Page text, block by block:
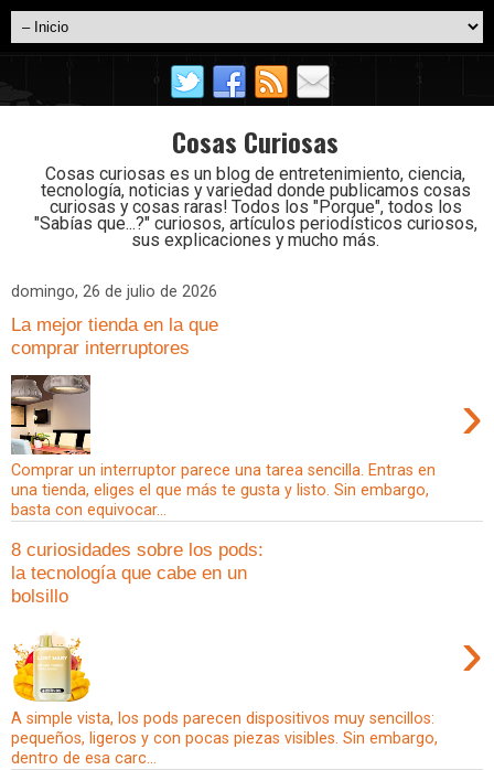
Cosas Curiosas
Cosas curiosas es un blog de entretenimiento, ciencia,
tecnología, noticias y variedad donde publicamos cosas
curiosas y cosas raras! Todos los "Porque", todos los
"Sabías que...?" curiosos, artículos periodísticos curiosos,
sus explicaciones y mucho más.
domingo, 26 de julio de 2026
La mejor tienda en la que
comprar interruptores
›
Comprar un interruptor parece una tarea sencilla. Entras en
una tienda, eliges el que más te gusta y listo. Sin embargo,
basta con equivocar...
8 curiosidades sobre los pods:
la tecnología que cabe en un
bolsillo
›
A simple vista, los pods parecen dispositivos muy sencillos:
pequeños, ligeros y con pocas piezas visibles. Sin embargo,
dentro de esa carc...